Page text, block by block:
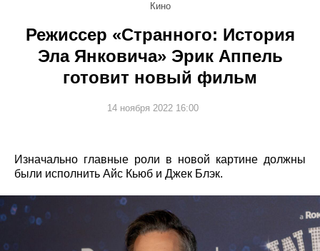
Кино
Режиссер «Странного: История
Эла Янковича» Эрик Аппель
готовит новый фильм
14 ноября 2022 16:00
Изначально главные роли в новой картине должны
были исполнить Айс Кьюб и Джек Блэк.